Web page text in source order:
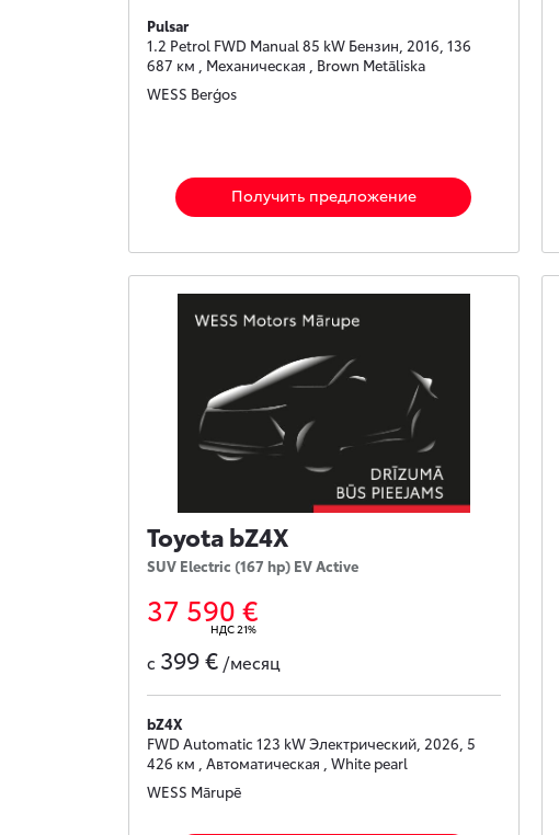
Pulsar
1.2 Petrol FWD Manual 85 kW Бензин, 2016, 136
687 км , Механическая , Brown Metāliska
WESS Berģos
Получить предложение
Toyota bZ4X
SUV Electric (167 hp) EV Active
37 590 €
НДС 21%
с 399 € /месяц
bZ4X
FWD Automatic 123 kW Электрический, 2026, 5
426 км , Автоматическая , White pearl
WESS Mārupē